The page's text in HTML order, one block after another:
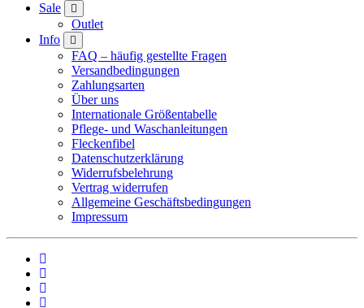
Sale
Outlet
Info
FAQ – häufig gestellte Fragen
Versandbedingungen
Zahlungsarten
Über uns
Internationale Größentabelle
Pflege- und Waschanleitungen
Fleckenfibel
Datenschutzerklärung
Widerrufsbelehrung
Vertrag widerrufen
Allgemeine Geschäftsbedingungen
Impressum